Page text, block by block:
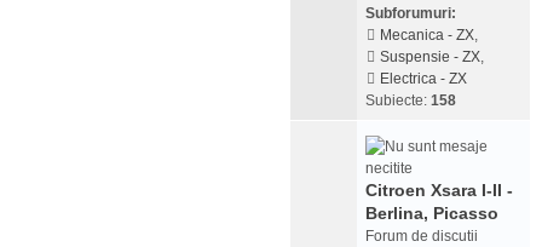
Subforumuri:
Mecanica - ZX,
Suspensie - ZX,
Electrica - ZX
Subiecte: 158
Citroen Xsara I-II -
Berlina, Picasso
Forum de discutii